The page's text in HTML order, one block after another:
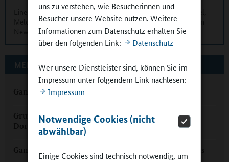
uns zu verstehen, wie Besucherinnen und
Besucher unsere Website nutzen. Weitere
Informationen zum Datenschutz erhalten Sie
über den folgenden Link:
Datenschutz
Wer unsere Dienstleister sind, können Sie im
Impressum unter folgendem Link nachlesen:
Impressum
Notwendige Cookies (nicht
abwählbar)
Einige Cookies sind technisch notwendig, um
Eine übersichtliche Kurzinformation über die aktuellen Artikel,
Meldungen und Termine finden Sie zweimonatlich in unserem
Newsletter.Hier können Sie sich anmelden .
MEHR ZUM THEMA AUF GANZTAGSSCHULEN.ORG
Ganztag mit Musik und Schulhund Sally
Grundschule Alftal: Ganztag in einer „großen
Dorfschule“
Ganztagsschule mit WAM im Landkreis Alzey-Worms